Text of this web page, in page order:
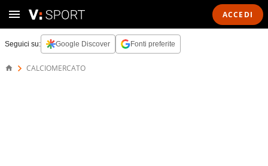
ACCEDI
Seguici su: Google Discover Fonti preferite
CALCIOMERCATO